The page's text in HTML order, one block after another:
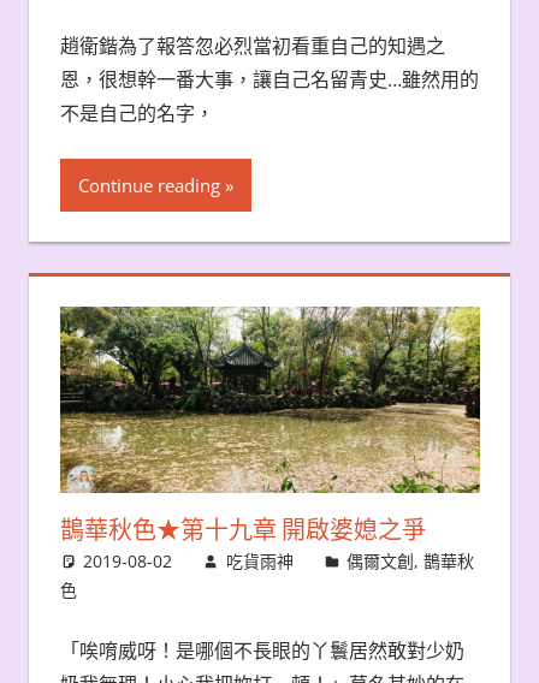
趙衛鍇為了報答忽必烈當初看重自己的知遇之
恩，很想幹一番大事，讓自己名留青史…雖然用的
不是自己的名字，
Continue reading
鵲華秋色★第十九章 開啟婆媳之爭
2019-08-02 吃貨雨神 偶爾文創,鵲華秋
色
「唉唷威呀！是哪個不長眼的丫鬟居然敢對少奶